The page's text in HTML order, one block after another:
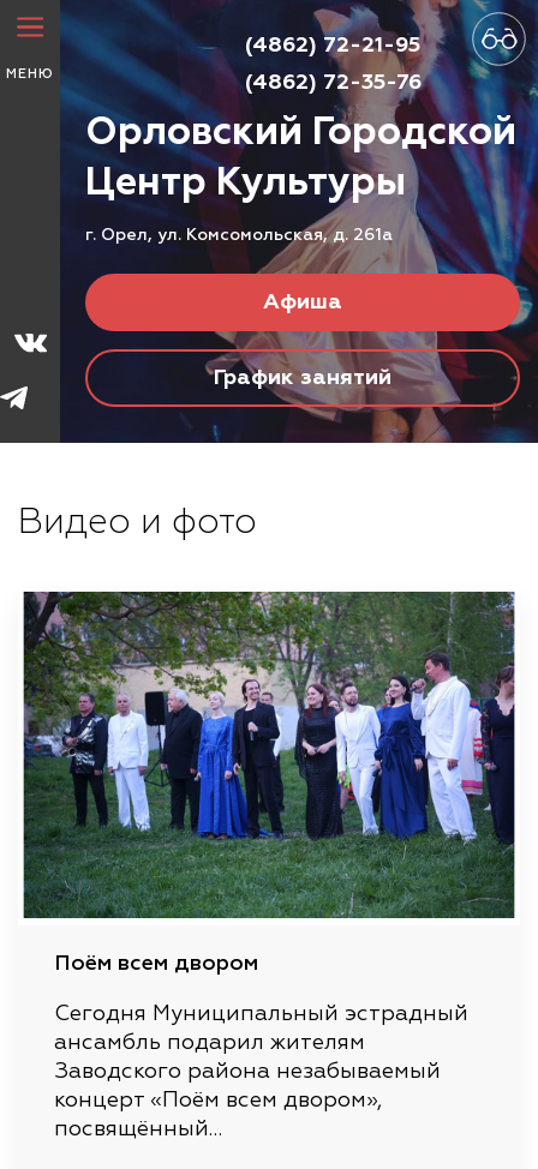
МЕНЮ
Орловский Городской
ЦентрКультуры
г. Орел, ул. Комсомольская, д. 261а
Афиша
График занятий
(4862) 72-21-95
(4862) 72-35-76
Видео и фото
Поём всем двором
Сегодня Муниципальный эстрадный
ансамбль подарил жителям
Заводского района незабываемый
концерт «Поём всем двором»,
посвящённый…